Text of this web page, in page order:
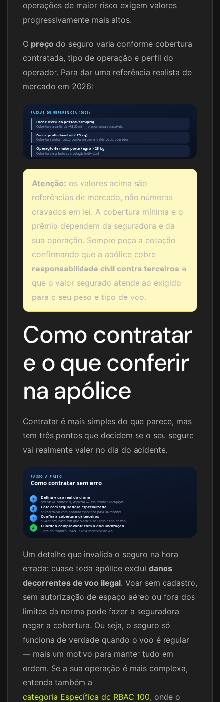
operações de maior risco exigem valores
progressivamente mais altos.
O preço do seguro varia conforme cobertura
contratada, tipo de operação e perfil do
operador. Para dar uma referência realista de
mercado em 2026:
FAIXAS DE REFERENCIA (2026)
Drone leve (uso pessoal/semipro)
Cobertura a partir de ~R$ 20 mil — planos anuais acessíveis
Drone profissional (até 25 kg)
Cobertura maior; custo conforme uso e histórico do operador
Operação de maior porte / agro > 25 kg
Cobertura e prêmio sob cotação individual
Atenção: os valores acima são
referências de mercado, não números
cravados em lei. A cobertura mínima e o
prêmio dependem da seguradora e da
sua operação. Sempre peça a cotação
confirmando que a apólice cobre
responsabilidade civil contra terceiros e
que o valor segurado atende ao exigido
para o seu peso e tipo de voo.
Como contratar
e o que conferir
na apólice
Contratar é mais simples do que parece, mas
tem três pontos que decidem se o seu seguro
vai realmente valer no dia do acidente.
PASSO A PASSO
Como contratar sem erro
1 Defina o uso real do drone
recreativo, comercial, agrícola — isso define a obrigação
2 Cote com seguradora especializada
há corretoras com produto específico para UAS/drones
3 Confira a cobertura de terceiros
o valor segurado tem que cobrir o seu peso e tipo de voo
4 Guarde o comprovante com a documentação
junto do cadastro SISANT e da autorização de voo
Um detalhe que invalida o seguro na hora
errada: quase toda apólice exclui danos
decorrentes de voo ilegal. Voar sem cadastro,
sem autorização de espaço aéreo ou fora dos
limites da norma pode fazer a seguradora
negar a cobertura. Ou seja, o seguro só
funciona de verdade quando o voo é regular
— mais um motivo para manter tudo em
ordem. Se a sua operação é mais complexa,
entenda também a
categoria Específica do RBAC 100, onde o